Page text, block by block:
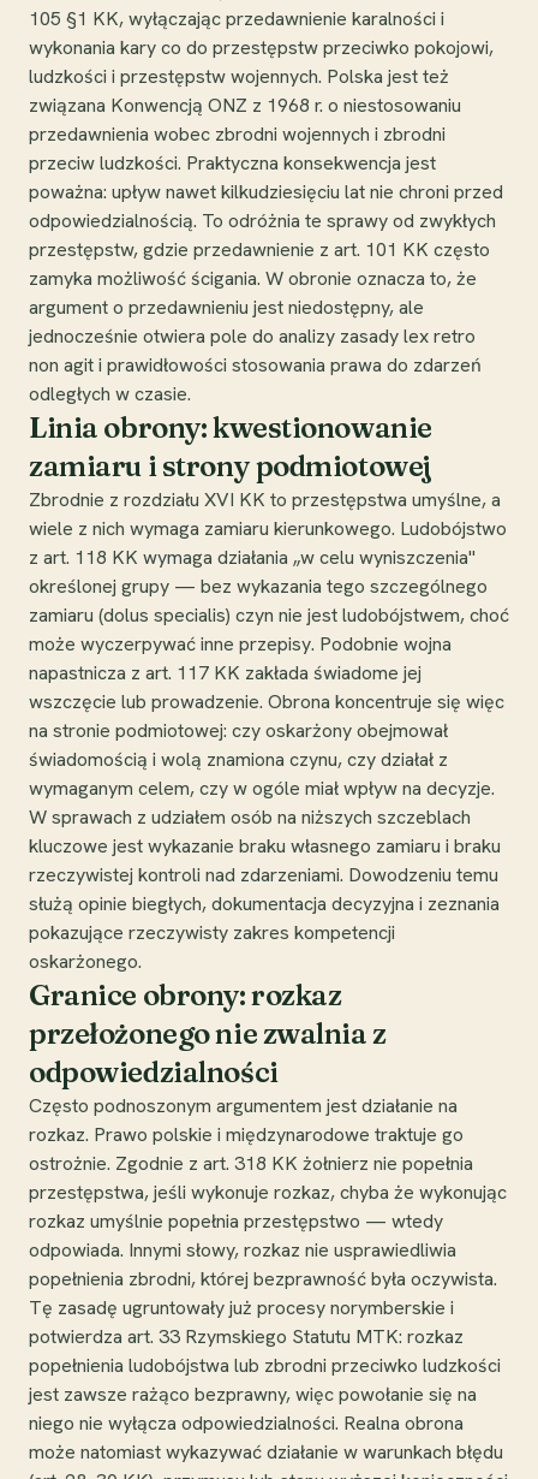
105 §1 KK, wyłączając przedawnienie karalności i
wykonania kary co do przestępstw przeciwko pokojowi,
ludzkości i przestępstw wojennych. Polska jest też
związana Konwencją ONZ z 1968 r. o niestosowaniu
przedawnienia wobec zbrodni wojennych i zbrodni
przeciw ludzkości. Praktyczna konsekwencja jest
poważna: upływ nawet kilkudziesięciu lat nie chroni przed
odpowiedzialnością. To odróżnia te sprawy od zwykłych
przestępstw, gdzie przedawnienie z art. 101 KK często
zamyka możliwość ścigania. W obronie oznacza to, że
argument o przedawnieniu jest niedostępny, ale
jednocześnie otwiera pole do analizy zasady lex retro
non agit i prawidłowości stosowania prawa do zdarzeń
odległych w czasie.
Linia obrony: kwestionowanie
zamiaru i strony podmiotowej
Zbrodnie z rozdziału XVI KK to przestępstwa umyślne, a
wiele z nich wymaga zamiaru kierunkowego. Ludobójstwo
z art. 118 KK wymaga działania „w celu wyniszczenia"
określonej grupy — bez wykazania tego szczególnego
zamiaru (dolus specialis) czyn nie jest ludobójstwem, choć
może wyczerpywać inne przepisy. Podobnie wojna
napastnicza z art. 117 KK zakłada świadome jej
wszczęcie lub prowadzenie. Obrona koncentruje się więc
na stronie podmiotowej: czy oskarżony obejmował
świadomością i wolą znamiona czynu, czy działał z
wymaganym celem, czy w ogóle miał wpływ na decyzje.
W sprawach z udziałem osób na niższych szczeblach
kluczowe jest wykazanie braku własnego zamiaru i braku
rzeczywistej kontroli nad zdarzeniami. Dowodzeniu temu
służą opinie biegłych, dokumentacja decyzyjna i zeznania
pokazujące rzeczywisty zakres kompetencji
oskarżonego.
Granice obrony: rozkaz
przełożonego nie zwalnia z
odpowiedzialności
Często podnoszonym argumentem jest działanie na
rozkaz. Prawo polskie i międzynarodowe traktuje go
ostrożnie. Zgodnie z art. 318 KK żołnierz nie popełnia
przestępstwa, jeśli wykonuje rozkaz, chyba że wykonując
rozkaz umyślnie popełnia przestępstwo — wtedy
odpowiada. Innymi słowy, rozkaz nie usprawiedliwia
popełnienia zbrodni, której bezprawność była oczywista.
Tę zasadę ugruntowały już procesy norymberskie i
potwierdza art. 33 Rzymskiego Statutu MTK: rozkaz
popełnienia ludobójstwa lub zbrodni przeciwko ludzkości
jest zawsze rażąco bezprawny, więc powołanie się na
niego nie wyłącza odpowiedzialności. Realna obrona
może natomiast wykazywać działanie w warunkach błędu